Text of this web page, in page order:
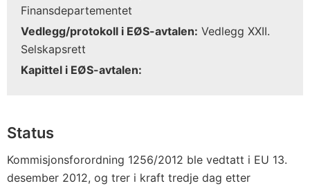
Finansdepartementet
Vedlegg/protokoll i EØS-avtalen: Vedlegg XXII.
Selskapsrett
Kapittel i EØS-avtalen:
Status
Kommisjonsforordning 1256/2012 ble vedtatt i EU 13.
desember 2012, og trer i kraft tredje dag etter